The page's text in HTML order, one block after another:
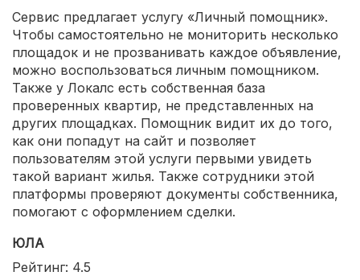
Сервис предлагает услугу «Личный помощник».
Чтобы самостоятельно не мониторить несколько
площадок и не прозванивать каждое объявление,
можно воспользоваться личным помощником.
Также у Локалс есть собственная база
проверенных квартир, не представленных на
других площадках. Помощник видит их до того,
как они попадут на сайт и позволяет
пользователям этой услуги первыми увидеть
такой вариант жилья. Также сотрудники этой
платформы проверяют документы собственника,
помогают с оформлением сделки.
ЮЛА
Рейтинг: 4.5